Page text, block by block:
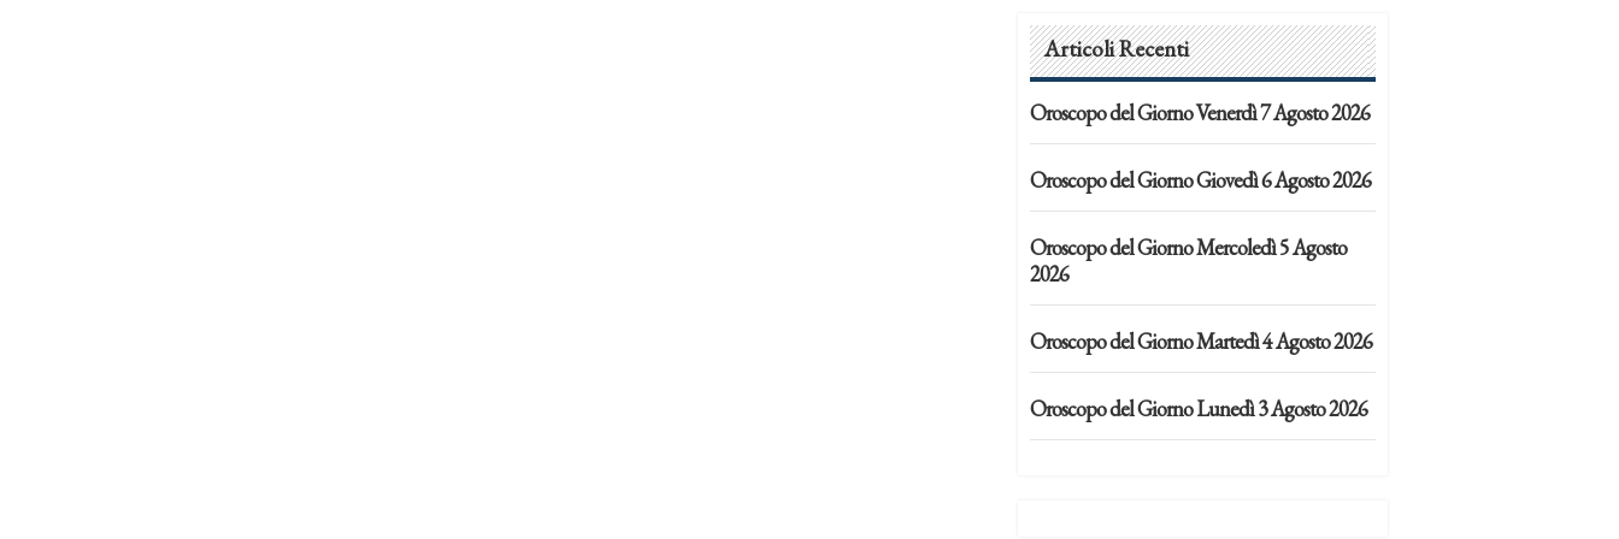
Articoli Recenti
Oroscopo del Giorno Venerdì 7 Agosto 2026
Oroscopo del Giorno Giovedì 6 Agosto 2026
Oroscopo del Giorno Mercoledì 5 Agosto
2026
Oroscopo del Giorno Martedì 4 Agosto 2026
Oroscopo del Giorno Lunedì 3 Agosto 2026